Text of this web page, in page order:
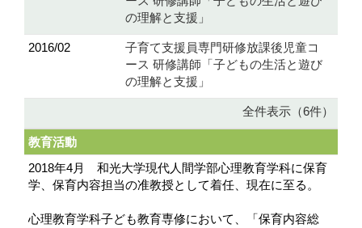
の理解と支援」
2016/02
子育て支援員専門研修放課後児童コ
ース 研修講師「子どもの生活と遊び
の理解と支援」
全件表示（6件）
教育活動
2018年4月 和光大学現代人間学部心理教育学科に保育
学、保育内容担当の准教授として着任、現在に至る。
心理教育学科子ども教育専修において、「保育内容総